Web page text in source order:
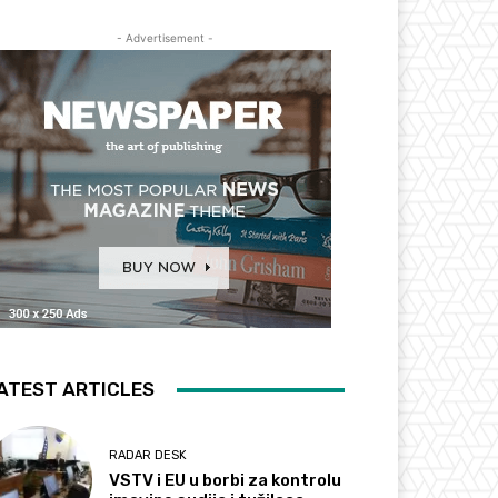
- Advertisement -
ARTICLES
RADAR DESK
VSTV i EU u borbi za kontrolu